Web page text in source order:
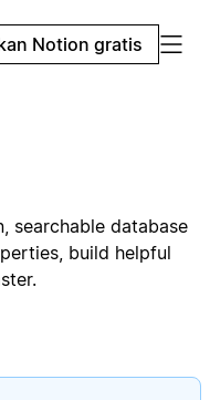
Notion gratis
searchable database
build helpful